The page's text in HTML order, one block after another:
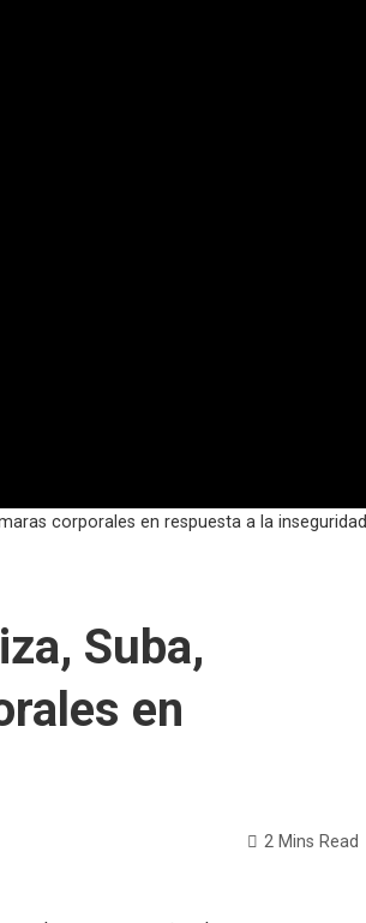
corporales en respuesta a la inseguridad
Suba,
en
2 Mins Read